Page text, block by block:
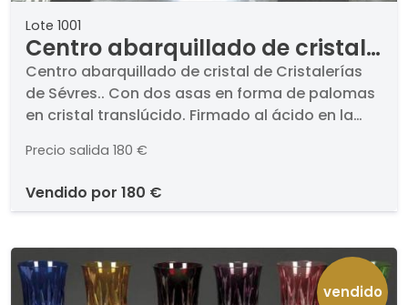
Lote 1001
Centro abarquillado de cristal
de Cristalerías de Sévres.
Centro abarquillado de cristal de Cristalerías
de Sévres.. Con dos asas en forma de palomas
en cristal translúcido. Firmado al ácido en la
16 x 33 cm
Precio salida 180 €
vendido por 180 €
vendido